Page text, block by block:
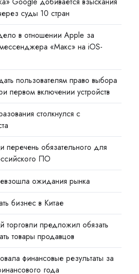
суды 10 стран
в отношении Apple за
«Макс» на iOS-
пользователям право выбора
первом включении устройств
столкнулся с
перечень обязательного для
ПО
ожидания рынка
бизнес в Китае
торговли предложил обязать
товары продавцов
финансовые результаты за
года